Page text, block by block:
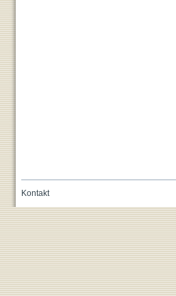
Kontakt